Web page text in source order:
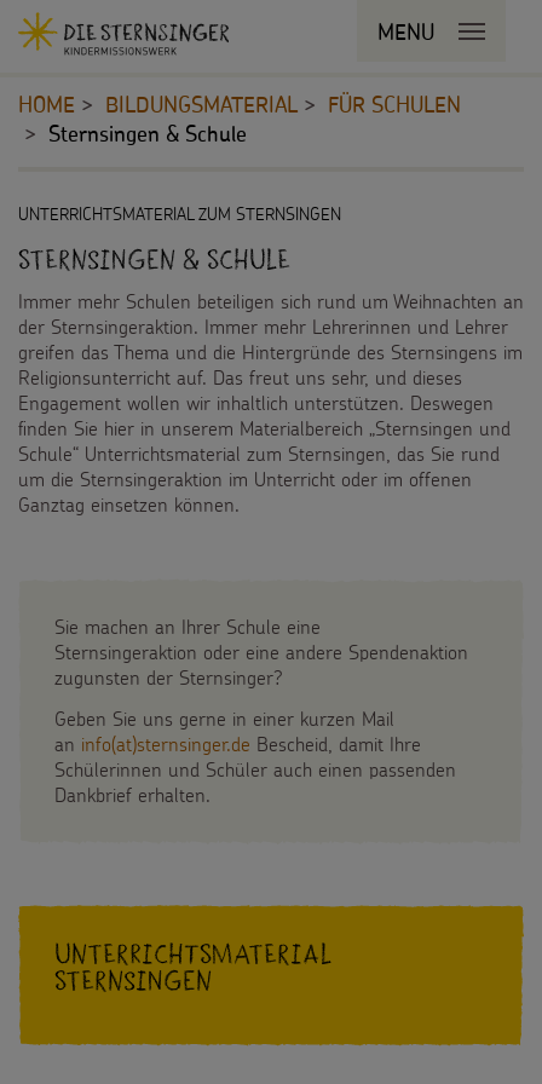
Navigationsabkürzungen
Seiteninhalt
Zur
Hauptnavigation
Zur
Suche
MENU
MENU SCHLIESSEN
Sternsinger-Material
Tipps und Anregungen
Hintergründe und Empfehlungen
Sternsingermobil
Fotoausstellung
PROJEKTE
180 Jahre
Umwelt
Bildung
Gesundheit
Kinderarbeit
Behinderung
Grundsätze der Projektarbeit
BILDUNGSMATERIAL
Für Schulen
Für die Kita
Für die Pfarrgemeinde
Weihnachten Weltweit
Basteln & Aktionen
Gottesdienstbausteine
Sternsinger-Spendenaktionen
Spendenformular
Spendendose
Die Sternsinger auf WhatsApp
befinden
sich
hier:
HOME BILDUNGSMATERIAL
FÜR SCHULEN
Sternsingen & Schule
Inhalt
UNTERRICHTSMATERIAL ZUM STERNSINGEN
Sternsingen & Schule
Immer mehr Schulen beteiligen sich rund um Weihnachten an
der Sternsingeraktion. Immer mehr Lehrerinnen und Lehrer
greifen das Thema und die Hintergründe des Sternsingens im
Religionsunterricht auf. Das freut uns sehr, und dieses
Engagement wollen wir inhaltlich unterstützen. Deswegen
finden Sie hier in unserem Materialbereich „Sternsingen und
Schule“ Unterrichtsmaterial zum Sternsingen, das Sie rund
um die Sternsingeraktion im Unterricht oder im offenen
Ganztag einsetzen können.
Sie machen an Ihrer Schule eine
Sternsingeraktion oder eine andere Spendenaktion
zugunsten der Sternsinger?
Geben Sie uns gerne in einer kurzen Mail
an info(at)sternsinger.de Bescheid, damit Ihre
Schülerinnen und Schüler auch einen passenden
Dankbrief erhalten.
Unterrichtsmaterial
Sternsingen